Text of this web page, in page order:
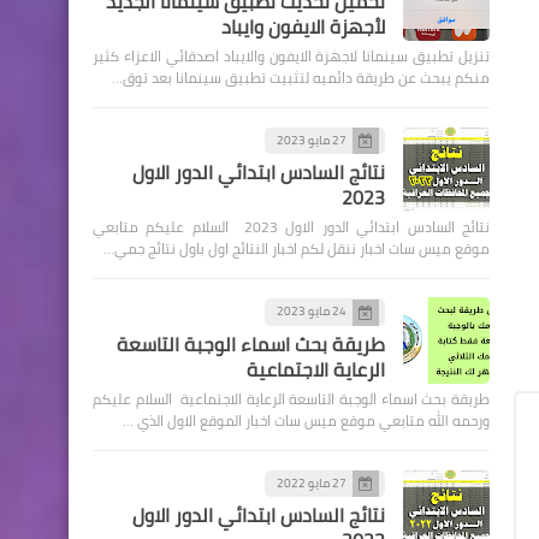
لأجهزة الايفون وايباد
تنزيل تطبيق سينمانا لاجهزة الايفون والايباد اصدقائي الاعزاء كثير
منكم يبحث عن طريقة دائميه لتثبيت تطبيق سينمانا بعد توق…
27 مايو 2023
نتائج السادس ابتدائي الدور الاول
2023
نتائج السادس ابتدائي الدور الاول 2023 السلام عليكم متابعي
موقع ميس سات اخبار ننقل لكم اخبار النتائج اول باول نتائج جمي…
24 مايو 2023
طريقة بحث اسماء الوجبة التاسعة
الرعاية الاجتماعية
طريقة بحث اسماء الوجبة التاسعة الرعاية الاجتماعية السلام عليكم
ورحمه الله متابعي موقع ميس سات اخبار الموقع الاول الذي …
27 مايو 2022
نتائج السادس ابتدائي الدور الاول
اخبار العامة
اسعار صرف الدولار في بورصة
الكفاح
قطع الاراضي
سكنية عددها 23 وحدة سكنية